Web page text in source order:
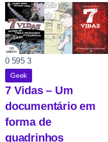
0 595 3
Geek
7 Vidas – Um
documentário em
forma de
quadrinhos